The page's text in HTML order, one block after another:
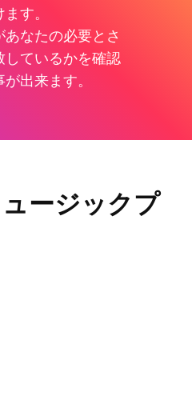
す。
なたの必要とさ
しているかを確認
出来ます。
ージックプ